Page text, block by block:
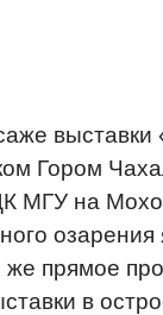
выставки
Гором
МГУ на
озарения
прямое
в